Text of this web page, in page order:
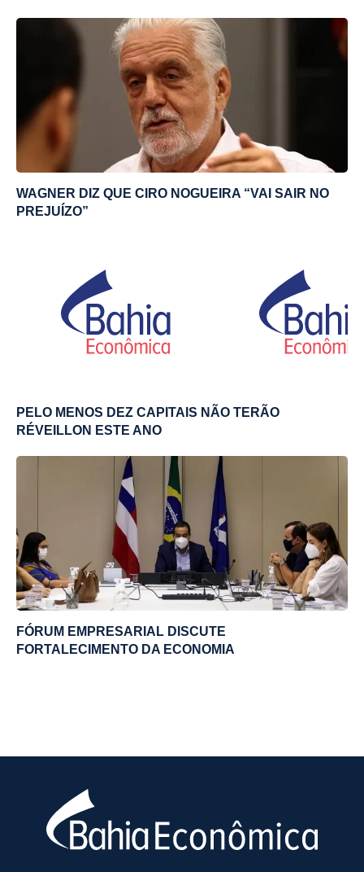
WAGNER DIZ QUE CIRO NOGUEIRA “VAI SAIR NO
PREJUÍZO”
PELO MENOS DEZ CAPITAIS NÃO TERÃO
RÉVEILLON ESTE ANO
FÓRUM EMPRESARIAL DISCUTE
FORTALECIMENTO DA ECONOMIA